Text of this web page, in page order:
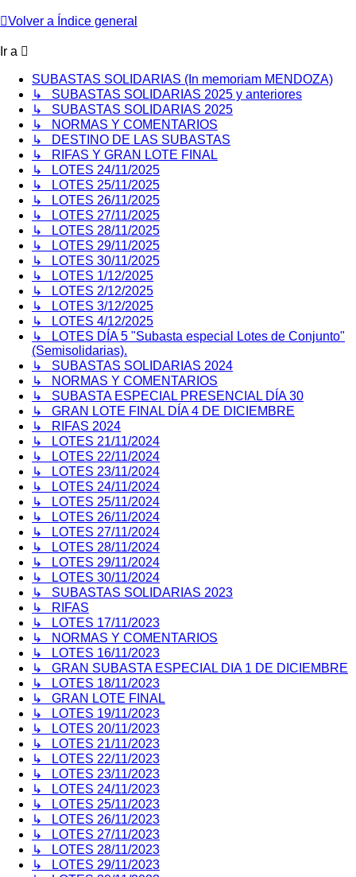
Volver a Índice general
Ir a
SUBASTAS SOLIDARIAS (In memoriam MENDOZA)
↳ SUBASTAS SOLIDARIAS 2025 y anteriores
↳ SUBASTAS SOLIDARIAS 2025
↳ NORMAS Y COMENTARIOS
↳ DESTINO DE LAS SUBASTAS
↳ RIFAS Y GRAN LOTE FINAL
↳ LOTES 24/11/2025
↳ LOTES 25/11/2025
↳ LOTES 26/11/2025
↳ LOTES 27/11/2025
↳ LOTES 28/11/2025
↳ LOTES 29/11/2025
↳ LOTES 30/11/2025
↳ LOTES 1/12/2025
↳ LOTES 2/12/2025
↳ LOTES 3/12/2025
↳ LOTES 4/12/2025
↳ LOTES DÍA 5 "Subasta especial Lotes de Conjunto"
(Semisolidarias).
↳ SUBASTAS SOLIDARIAS 2024
↳ NORMAS Y COMENTARIOS
↳ SUBASTA ESPECIAL PRESENCIAL DÍA 30
↳ GRAN LOTE FINAL DÍA 4 DE DICIEMBRE
↳ RIFAS 2024
↳ LOTES 21/11/2024
↳ LOTES 22/11/2024
↳ LOTES 23/11/2024
↳ LOTES 24/11/2024
↳ LOTES 25/11/2024
↳ LOTES 26/11/2024
↳ LOTES 27/11/2024
↳ LOTES 28/11/2024
↳ LOTES 29/11/2024
↳ LOTES 30/11/2024
↳ SUBASTAS SOLIDARIAS 2023
↳ RIFAS
↳ LOTES 17/11/2023
↳ NORMAS Y COMENTARIOS
↳ LOTES 16/11/2023
↳ GRAN SUBASTA ESPECIAL DIA 1 DE DICIEMBRE
↳ LOTES 18/11/2023
↳ GRAN LOTE FINAL
↳ LOTES 19/11/2023
↳ LOTES 20/11/2023
↳ LOTES 21/11/2023
↳ LOTES 22/11/2023
↳ LOTES 23/11/2023
↳ LOTES 24/11/2023
↳ LOTES 25/11/2023
↳ LOTES 26/11/2023
↳ LOTES 27/11/2023
↳ LOTES 28/11/2023
↳ LOTES 29/11/2023